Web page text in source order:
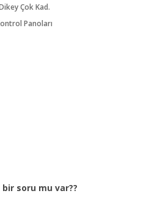
Çok Kad.
Panoları
bir soru mu var??